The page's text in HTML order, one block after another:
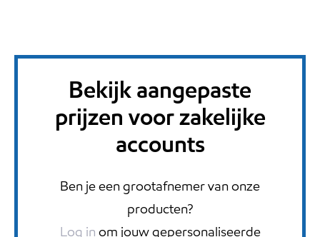
Bekijk aangepaste
prijzen voor zakelijke
accounts
Ben je een grootafnemer van onze
producten?
Log in om jouw gepersonaliseerde